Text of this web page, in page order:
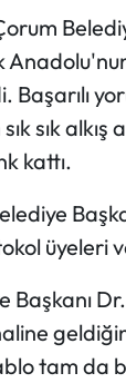
sık
kattı.
üyeleri
tam da